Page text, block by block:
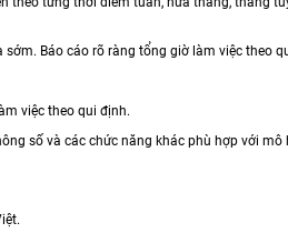
Báo cáo rõ ràng tổng giờ làm việc theo
việc theo qui định.
số và các chức năng khác phù hợp với